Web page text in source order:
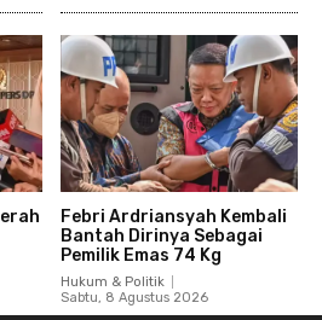
Febri Ardriansyah Kembali
Bantah Dirinya Sebagai
Pemilik Emas 74 Kg
Hukum & Politik
Sabtu, 8 Agustus 2026